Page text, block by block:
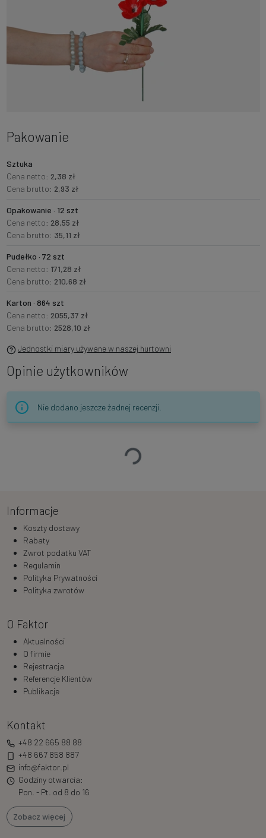
Pakowanie
Sztuka
Cena netto: 2,38 zł
Cena brutto: 2,93 zł
Opakowanie · 12 szt
Cena netto: 28,55 zł
Cena brutto: 35,11 zł
Pudełko · 72 szt
Cena netto: 171,28 zł
Cena brutto: 210,68 zł
Karton · 864 szt
Cena netto: 2055,37 zł
Cena brutto: 2528,10 zł
Jednostki miary używane w naszej hurtowni
Opinie użytkowników
Nie dodano jeszcze żadnej recenzji.
Ładowanie…
Informacje
Koszty dostawy
Rabaty
Zwrot podatku VAT
Regulamin
Polityka Prywatności
Polityka zwrotów
O Faktor
Aktualności
O firmie
Rejestracja
Referencje Klientów
Publikacje
Kontakt
+48 22 665 88 88
+48 667 858 887
info@faktor.pl
Godziny otwarcia:
Pon. - Pt. od 8 do 16
Zobacz więcej